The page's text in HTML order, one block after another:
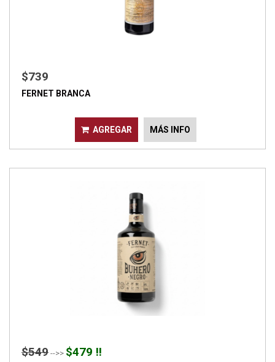
$739
FERNET BRANCA
AGREGAR MÁS INFO
$549 -->> $479 !!